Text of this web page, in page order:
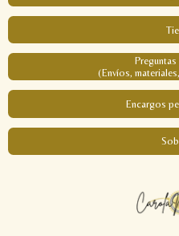
(Envíos,
Encargos